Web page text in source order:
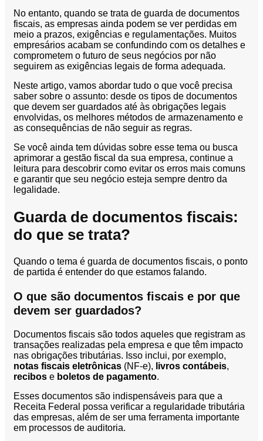
C.O.L.D
WEB
Cases
CENTRALINF
Somos
Unidades
Nossas
Política
de
Privacidade
de
Cookies
da
Informação
da
Central
de
Normas
de
Proteção
a
Lei
Geral
de
Proteção
No entanto, quando se trata de guarda de documentos
fiscais, as empresas ainda podem se ver perdidas em
meio a prazos, exigências e regulamentações. Muitos
empresários acabam se confundindo com os detalhes e
comprometem o futuro de seus negócios por não
seguirem as exigências legais de forma adequada.
Neste artigo, vamos abordar tudo o que você precisa
saber sobre o assunto: desde os tipos de documentos
que devem ser guardados até às obrigações legais
envolvidas, os melhores métodos de armazenamento e
as consequências de não seguir as regras.
Se você ainda tem dúvidas sobre esse tema ou busca
aprimorar a gestão fiscal da sua empresa, continue a
leitura para descobrir como evitar os erros mais comuns
e garantir que seu negócio esteja sempre dentro da
legalidade.
Guarda de documentos fiscais:
do que se trata?
Quando o tema é guarda de documentos fiscais, o ponto
de partida é entender do que estamos falando.
O que são documentos fiscais e por que
devem ser guardados?
Documentos fiscais são todos aqueles que registram as
transações realizadas pela empresa e que têm impacto
nas obrigações tributárias. Isso inclui, por exemplo,
notas fiscais eletrônicas (NF-e), livros contábeis,
recibos e boletos de pagamento.
Esses documentos são indispensáveis para que a
Receita Federal possa verificar a regularidade tributária
das empresas, além de ser uma ferramenta importante
em processos de auditoria.